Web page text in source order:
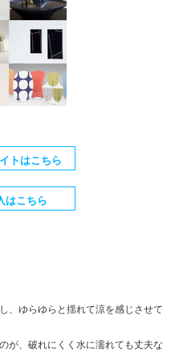
トはこちら
はこちら
、ゆらゆらと揺れて涼を感じさせて
が、破れにくく水に濡れても丈夫な